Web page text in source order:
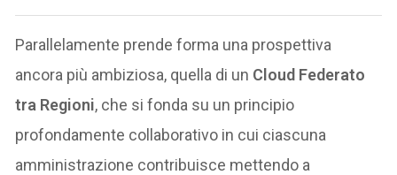
Parallelamente prende forma una prospettiva
ancora più ambiziosa, quella di un Cloud Federato
tra Regioni, che si fonda su un principio
profondamente collaborativo in cui ciascuna
amministrazione contribuisce mettendo a